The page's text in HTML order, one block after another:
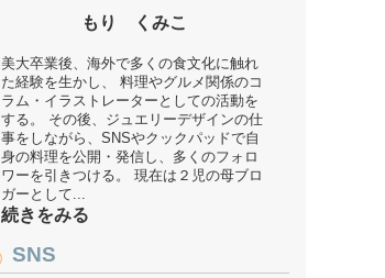
もり くみこ
美大卒業後、海外で多くの食文化に触れ
た経験を生かし、 料理やグルメ関係のコ
ラム・イラストレーターとしての活動を
する。 その後、ジュエリーデザインの仕
事をしながら、SNSやクックパッドで自
身の料理を公開・発信し、多くのフォロ
ワーを引きつける。 現在は２児の母ブロ
ガーとして...
続きをみる
SNS